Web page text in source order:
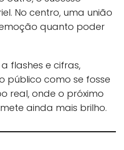
No centro, uma união
quanto poder
flashes e cifras,
público como se fosse
real, onde o próximo
ainda mais brilho.